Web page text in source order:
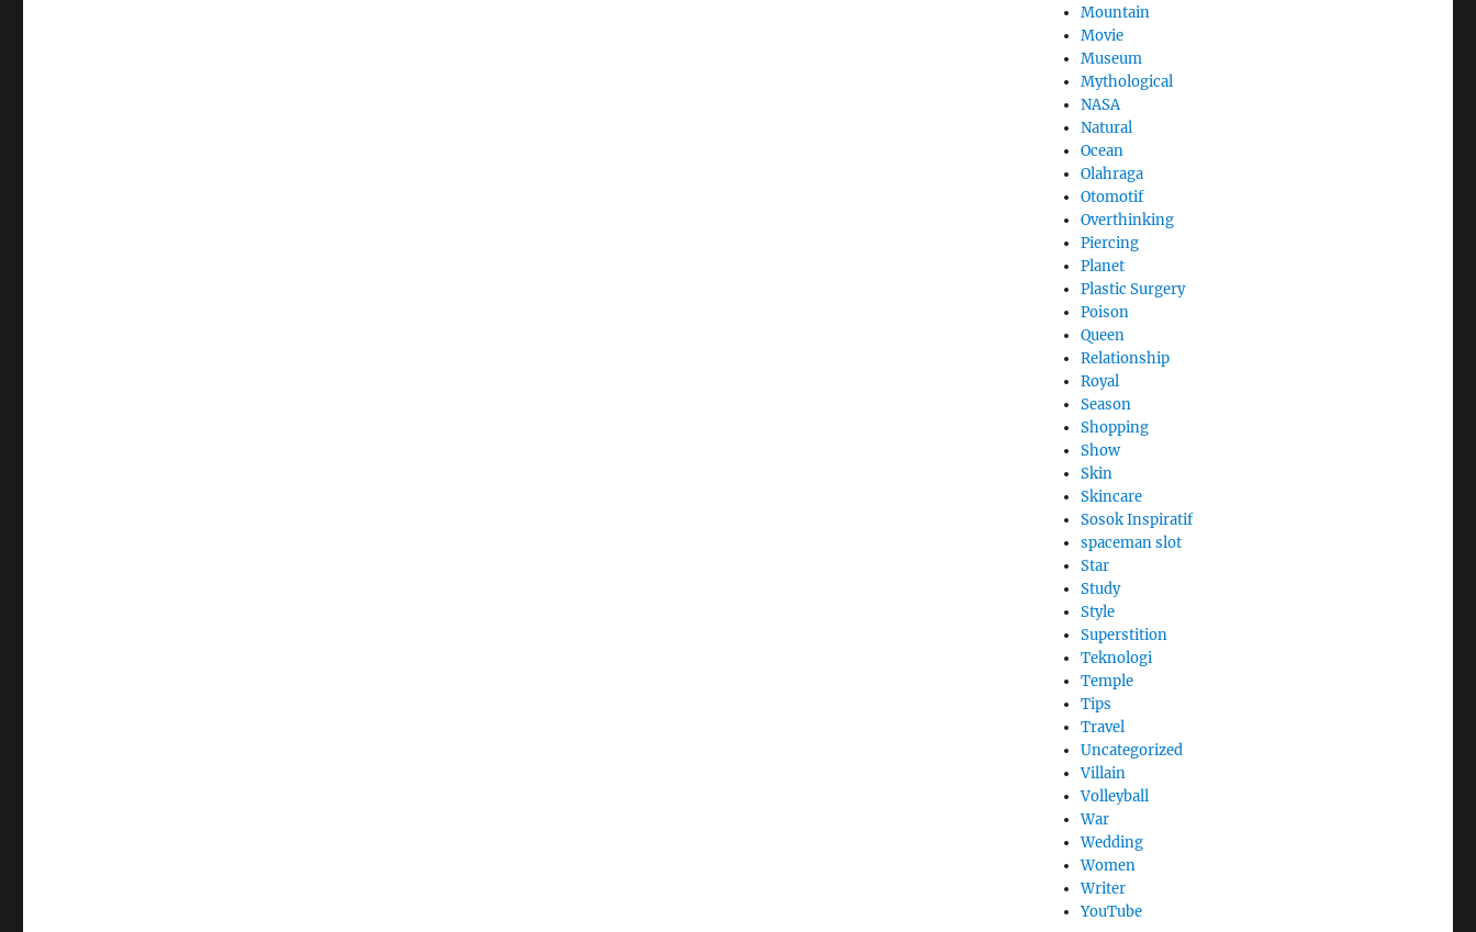
Mountain
Movie
Museum
Mythological
NASA
Natural
Ocean
Olahraga
Otomotif
Overthinking
Piercing
Planet
Plastic Surgery
Poison
Queen
Relationship
Royal
Season
Shopping
Show
Skin
Skincare
Sosok Inspiratif
spaceman slot
Star
Study
Style
Superstition
Teknologi
Temple
Tips
Travel
Uncategorized
Villain
Volleyball
War
Wedding
Women
Writer
YouTube